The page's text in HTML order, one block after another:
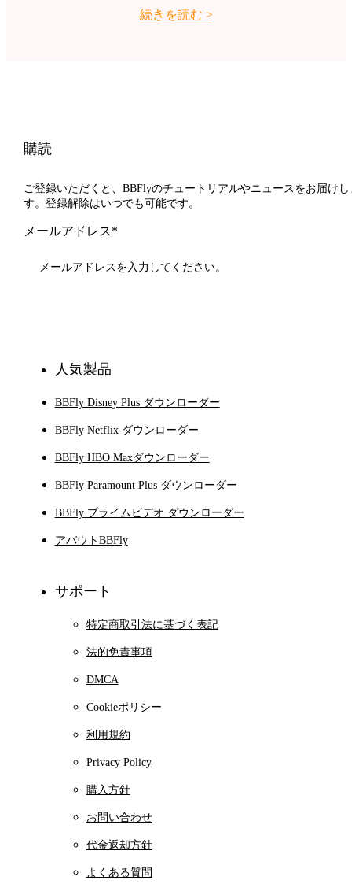
続きを読む >
購読
ご登録いただくと、BBFlyのチュートリアルやニュースをお届けし
す。登録解除はいつでも可能です。
メールアドレス*
人気製品
BBFly Disney Plus ダウンローダー
BBFly Netflix ダウンローダー
BBFly HBO Maxダウンローダー
BBFly Paramount Plus ダウンローダー
BBFly プライムビデオ ダウンローダー
アバウトBBFly
サポート
特定商取引法に基づく表記
法的免責事項
DMCA
Cookieポリシー
利用規約
Privacy Policy
購入方針
お問い合わせ
代金返却方針
よくある質問